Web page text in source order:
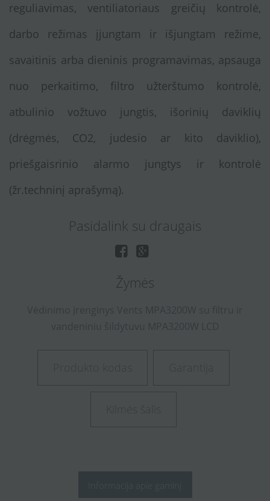
reguliavimas, ventiliatoriaus greičių kontrolė,
darbo režimas įjungtam ir išjungtam režime,
savaitinis arba dieninis programavimas, apsauga
nuo perkaitimo, filtro užterštumo kontrolė,
atbulinio vožtuvo jungtis, išorinių daviklių
(drėgmės, CO2, judesio ar kito daviklio),
priešgaisrinio alarmo jungtys ir kontrolė
(žr.techninį aprašymą).
Pasidalink su draugais
Žymės
Vėdinimo įrenginys Vents MPA3200W su filtru ir
vandeniniu šildytuvu MPA3200W LCD
Produkto kodas Garantija
Kilmės šalis